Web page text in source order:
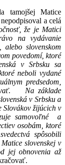
tamojšej Matice
a celá
že je Matici
na vydávanie
alebo slovenskom
povedomí, ktoré
v Srbsku sa
neboli vydané
predsedom,
Na základe
v Srbsku a
Slovákov žijúcich v
samovoľné a
osobám, ktoré
spôsobili
slovenskej v
jej obnovenia až